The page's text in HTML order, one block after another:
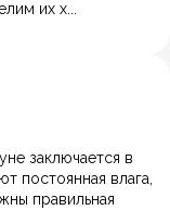
их х...
заключается в
постоянная влага,
правильная